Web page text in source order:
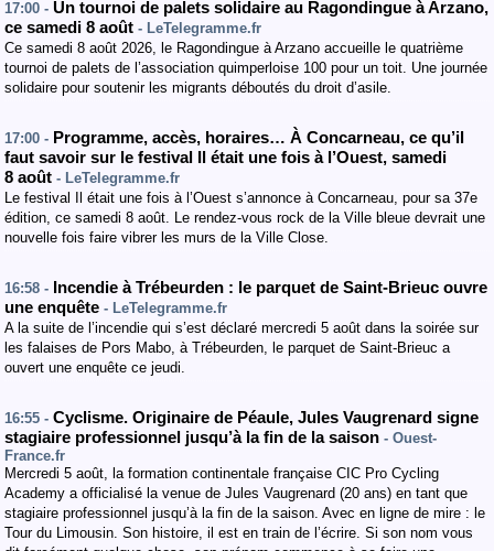
17:00 - Un tournoi de palets solidaire au Ragondingue à Arzano,
ce samedi 8 août - LeTelegramme.fr
Ce samedi 8 août 2026, le Ragondingue à Arzano accueille le quatrième
tournoi de palets de l’association quimperloise 100 pour un toit. Une journée
solidaire pour soutenir les migrants déboutés du droit d’asile.
17:00 - Programme, accès, horaires… À Concarneau, ce qu’il
faut savoir sur le festival Il était une fois à l’Ouest, samedi
8 août - LeTelegramme.fr
Le festival Il était une fois à l’Ouest s’annonce à Concarneau, pour sa 37e
édition, ce samedi 8 août. Le rendez-vous rock de la Ville bleue devrait une
nouvelle fois faire vibrer les murs de la Ville Close.
16:58 - Incendie à Trébeurden : le parquet de Saint-Brieuc ouvre
une enquête - LeTelegramme.fr
A la suite de l’incendie qui s’est déclaré mercredi 5 août dans la soirée sur
les falaises de Pors Mabo, à Trébeurden, le parquet de Saint-Brieuc a
ouvert une enquête ce jeudi.
16:55 - Cyclisme. Originaire de Péaule, Jules Vaugrenard signe
stagiaire professionnel jusqu’à la fin de la saison - Ouest-
France.fr
Mercredi 5 août, la formation continentale française CIC Pro Cycling
Academy a officialisé la venue de Jules Vaugrenard (20 ans) en tant que
stagiaire professionnel jusqu’à la fin de la saison. Avec en ligne de mire : le
Tour du Limousin. Son histoire, il est en train de l’écrire. Si son nom vous